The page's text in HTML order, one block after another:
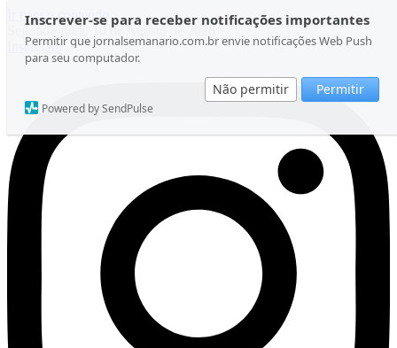
Inscrever-se para receber notificações importantes
Permitir que jornalsemanario.com.br envie notificações Web Push
para seu computador.
Não permitir Permitir
Powered by SendPulse
Ir para o conteúdo
Segunda-feira, 10 de Agosto de 2026
Instagram